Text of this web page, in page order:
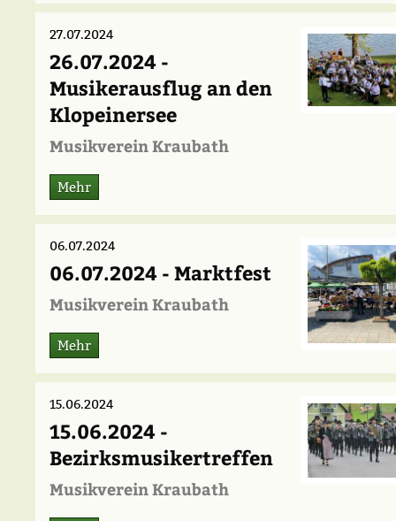
27.07.2024
26.07.2024 -
Musikerausflug an den
Klopeinersee
Musikverein Kraubath
Mehr
06.07.2024
06.07.2024 - Marktfest
Musikverein Kraubath
Mehr
15.06.2024
15.06.2024 -
Bezirksmusikertreffen
Musikverein Kraubath